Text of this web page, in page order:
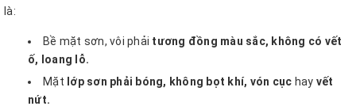
là:
Bề mặt sơn, vôi phải tương đồng màu sắc, không có vết
ố, loang lỗ.
Mặt lớp sơn phải bóng, không bọt khí, vón cục hay vết
nứt.